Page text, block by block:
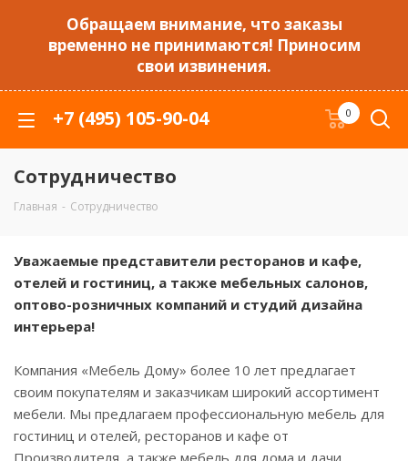
Обращаем внимание, что заказы
временно не принимаются! Приносим
свои извинения.
+7 (495) 105-90-04 0
Сотрудничество
Главная - Сотрудничество
Уважаемые представители ресторанов и кафе,
отелей и гостиниц, а также мебельных салонов,
оптово-розничных компаний и студий дизайна
интерьера!
Компания «Мебель Дому» более 10 лет предлагает
своим покупателям и заказчикам широкий ассортимент
мебели. Мы предлагаем профессиональную мебель для
гостиниц и отелей, ресторанов и кафе от
Производителя, а также мебель для дома и дачи,